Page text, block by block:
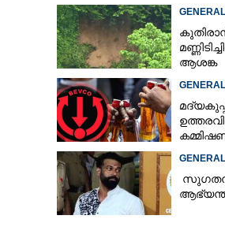
GENERAL
ആശങ്ക
GENERAL
GENERAL
സുഗതന്